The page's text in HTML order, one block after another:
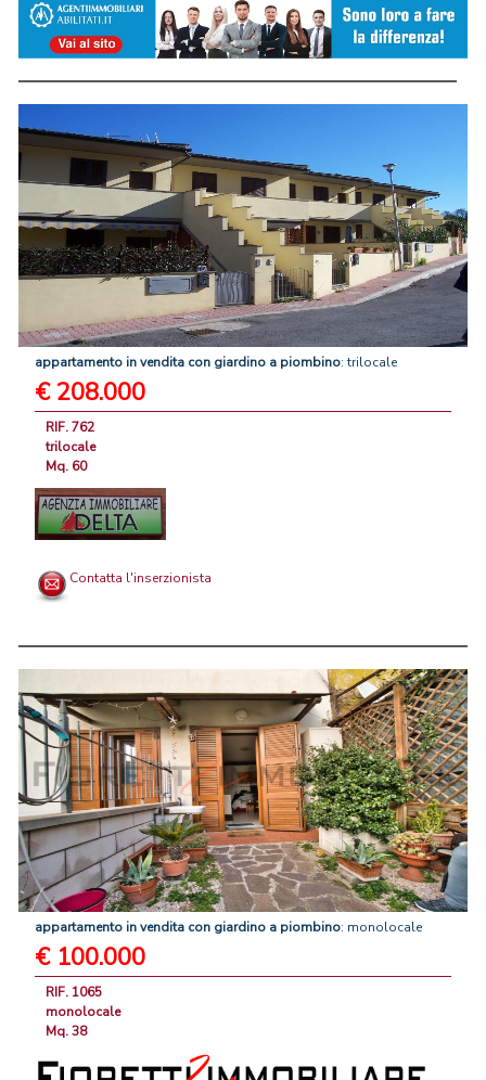
appartamento invendita con giardino a piombino: trilocale
€ 208.000
RIF. 762
trilocale
Mq. 60
Contatta l'inserzionista
appartamento invendita con giardino a piombino: monolocale
€ 100.000
RIF. 1065
monolocale
Mq. 38